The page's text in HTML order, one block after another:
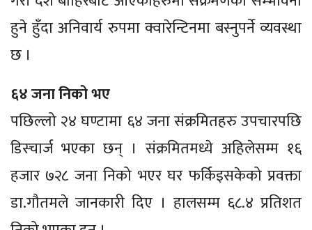
हुने हुँदा अनिवार्य रुपमा क्वारेन्टिनमा बस्नुपर्ने व्यवस्था
छ ।
६४ जना निको भए
पछिल्लो २४ घण्टामा ६४ जना संक्रमितहरु उपचारपछि
डिस्चार्ज भएका छन् । संक्रमितमध्ये अहिलेसम्म १६
हजार ७२८ जना निको भएर घर फर्किइसकेको प्रवक्ता
डा.गौतमले जानकारी दिए । हालसम्म ६८.४ प्रतिशत